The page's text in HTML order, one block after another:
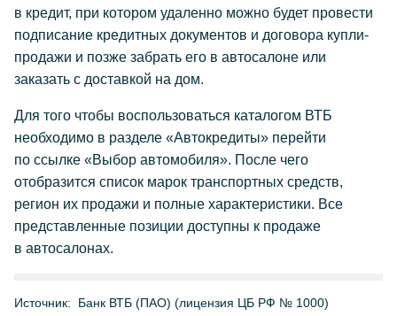
в кредит, при котором удаленно можно будет провести
подписание кредитных документов и договора купли-
продажи и позже забрать его в автосалоне или
заказать с доставкой на дом.
Для того чтобы воспользоваться каталогом ВТБ
необходимо в разделе «Автокредиты» перейти
по ссылке «Выбор автомобиля». После чего
отобразится список марок транспортных средств,
регион их продажи и полные характеристики. Все
представленные позиции доступны к продаже
в автосалонах.
Источник: Банк ВТБ (ПАО) (лицензия ЦБ РФ № 1000)